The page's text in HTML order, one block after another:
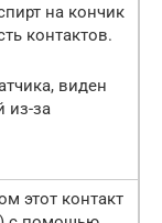
на кончик
контактов.
виден
из-за
этот контакт